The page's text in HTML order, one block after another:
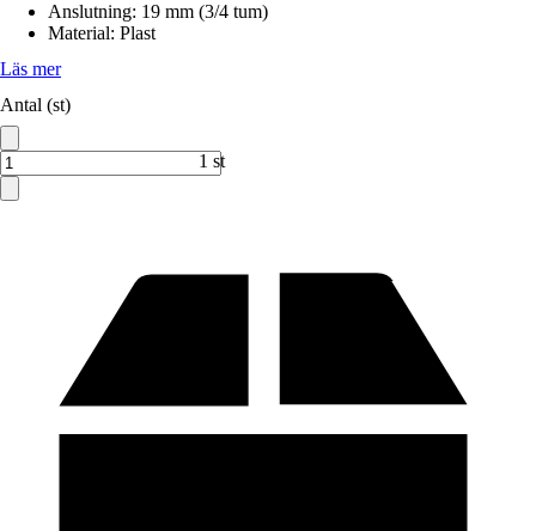
Anslutning: 19 mm (3/4 tum)
Material: Plast
Läs mer
Antal (st)
1 st